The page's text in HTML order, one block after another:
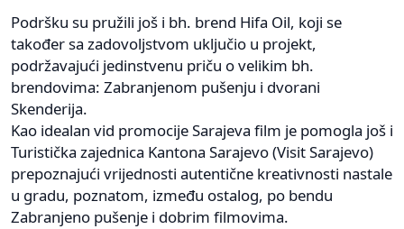
Podršku su pružili još i bh. brend Hifa Oil, koji se
također sa zadovoljstvom uključio u projekt,
podržavajući jedinstvenu priču o velikim bh.
brendovima: Zabranjenom pušenju i dvorani
Skenderija.
Kao idealan vid promocije Sarajeva film je pomogla još i
Turistička zajednica Kantona Sarajevo (Visit Sarajevo)
prepoznajući vrijednosti autentične kreativnosti nastale
u gradu, poznatom, između ostalog, po bendu
Zabranjeno pušenje i dobrim filmovima.